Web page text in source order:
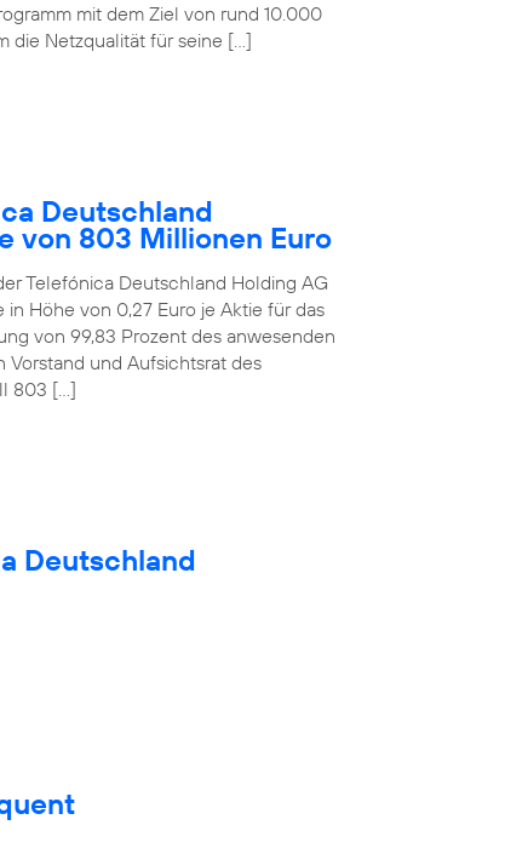
mit dem Ziel von rund 10.000
die Netzqualität für seine […]
Deutschland
von 803 Millionen Euro
Telefónica Deutschland Holding AG
Höhe von 0,27 Euro je Aktie für das
von 99,83 Prozent des anwesenden
Vorstand und Aufsichtsrat des
803 […]
Deutschland